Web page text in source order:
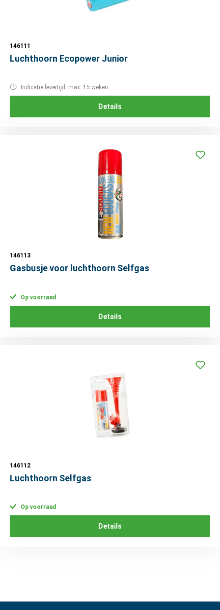
146111
Luchthoorn Ecopower Junior
Indicatie levertijd: max. 15 weken
Details
146113
Gasbusje voor luchthoorn Selfgas
Op voorraad
Details
146112
Luchthoorn Selfgas
Op voorraad
Details